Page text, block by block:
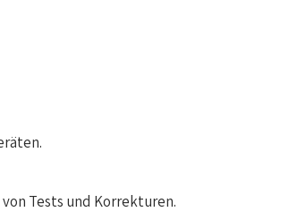
Tests und Korrekturen.